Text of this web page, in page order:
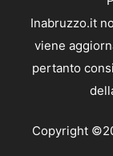
Inabruzzo.it
viene
pertanto
Copyright